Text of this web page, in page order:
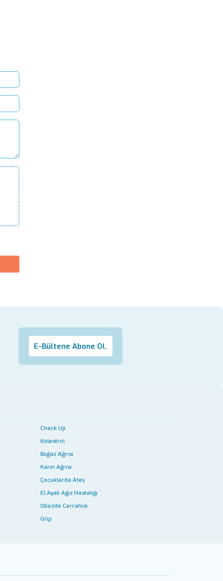
E-Bültene Abone Ol.
Check Up
Kolestrol
Boğaz Ağrısı
Karın Ağrısı
Çocuklarda Ateş
El Ayak Ağız Hastalığı
Obezite Cerrahisi
Grip